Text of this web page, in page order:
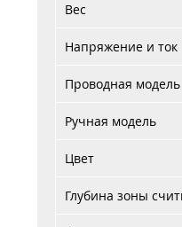
Вес
Напряжение и ток
Проводная модель
Ручная модель
Цвет
Глубина зоны